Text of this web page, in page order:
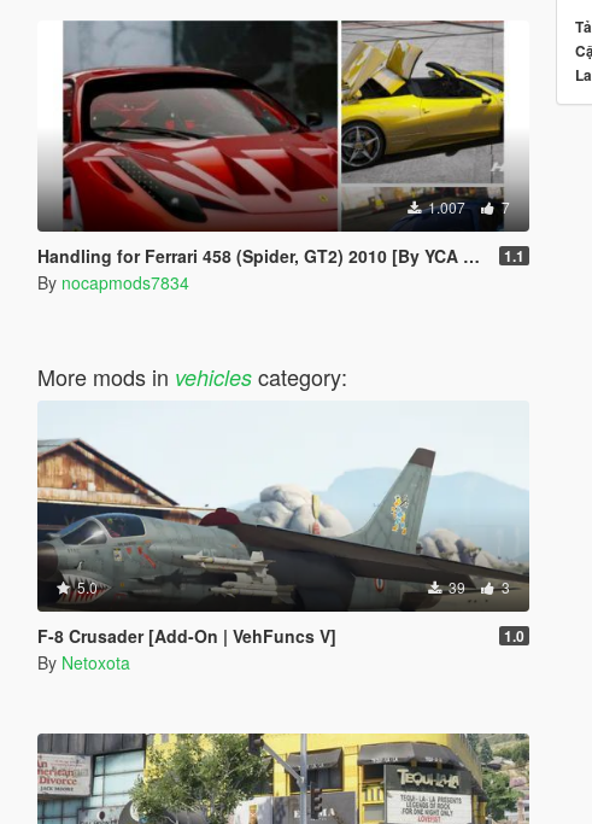
1.007 7
Handling for Ferrari 458 (Spider, GT2) 2010 [By YCA SCRAT, HarSoul, and Rmod Customs] 3 In 1 1.1
By nocapmods7834
More mods in vehiclescategory:
5.0 39 3
F-8 Crusader [Add-On | VehFuncs V] 1.0
By Netoxota